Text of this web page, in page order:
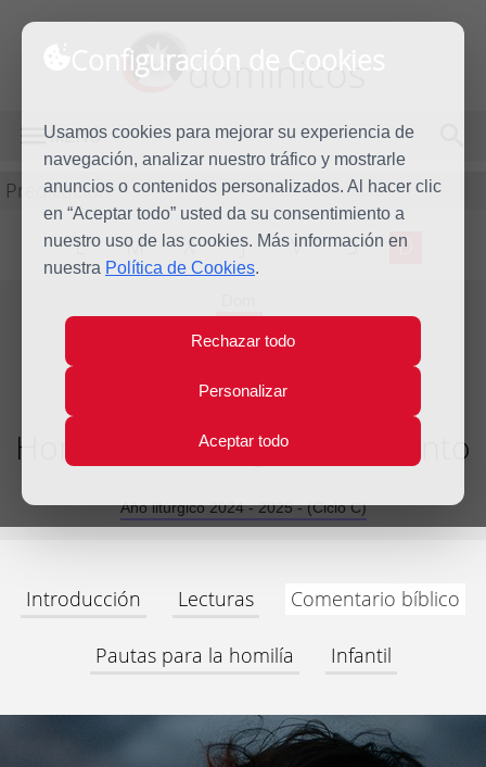
Configuración de Cookies
Usamos cookies para mejorar su experiencia de
navegación, analizar nuestro tráfico y mostrarle
anuncios o contenidos personalizados. Al hacer clic
en “Aceptar todo” usted da su consentimiento a
nuestro uso de las cookies. Más información en
nuestra Política de Cookies.
Rechazar todo
Personalizar
Aceptar todo
dominicos
MENÚ
Predicación
L M X J V S D
1
Dic
Homilía I Domingo de Adviento
Año litúrgico 2024 - 2025 - (Ciclo C)
Introducción Lecturas Comentario bíblico
Pautas para la homilía Infantil